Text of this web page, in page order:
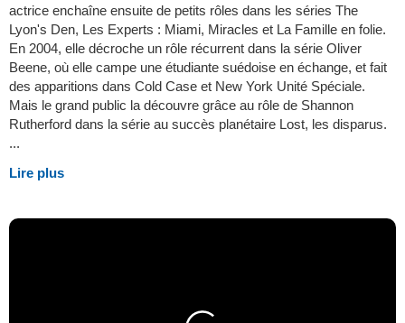
actrice enchaîne ensuite de petits rôles dans les séries The
Lyon's Den, Les Experts : Miami, Miracles et La Famille en folie.
En 2004, elle décroche un rôle récurrent dans la série Oliver
Beene, où elle campe une étudiante suédoise en échange, et fait
des apparitions dans Cold Case et New York Unité Spéciale.
Mais le grand public la découvre grâce au rôle de Shannon
Rutherford dans la série au succès planétaire Lost, les disparus.
...
Lire plus